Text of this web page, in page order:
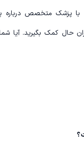
با پزشک متخصص درباره
حال کمک بگیرید. آیا